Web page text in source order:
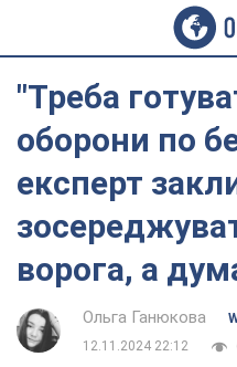
"Треба
оборони по
експерт
ворога, а
Ольга Ганюкова
12.11.2024 22:12